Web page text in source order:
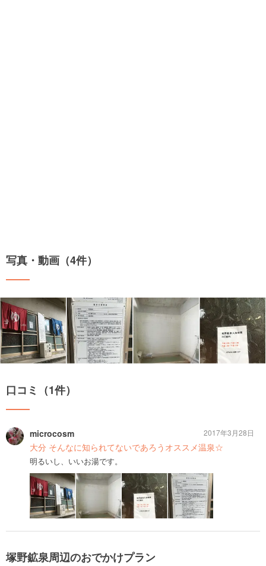
写真・動画（4件）
口コミ（1件）
microcosm
大分 そんなに知られてないであろうオススメ温泉☆
明るいし、いいお湯です。
2017年3月28日
塚野鉱泉周辺のおでかけプラン